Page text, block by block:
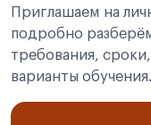
Приглашаем на
подробно
требования,
варианты обучения.